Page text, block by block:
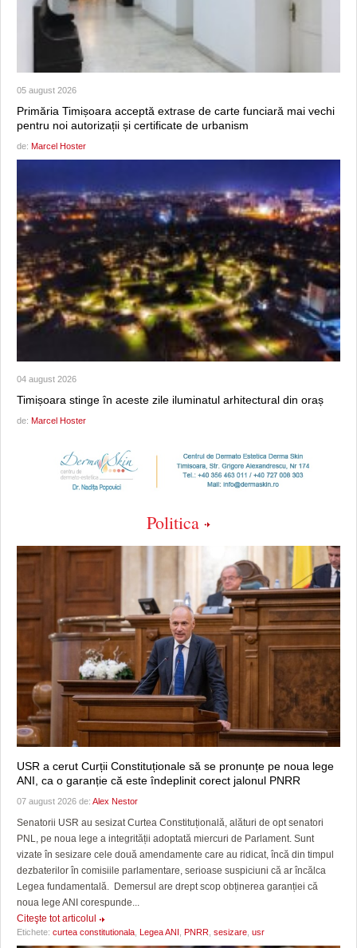
05 august 2026
Primăria Timișoara acceptă extrase de carte funciară mai vechi
pentru noi autorizații și certificate de urbanism
de: Marcel Hoster
04 august 2026
Timișoara stinge în aceste zile iluminatul arhitectural din oraș
de: Marcel Hoster
Politica
USR a cerut Curții Constituționale să se pronunțe pe noua lege
ANI, ca o garanție că este îndeplinit corect jalonul PNRR
07 august 2026 de: Alex Nestor
Senatorii USR au sesizat Curtea Constituțională, alături de opt senatori
PNL, pe noua lege a integrității adoptată miercuri de Parlament. Sunt
vizate în sesizare cele două amendamente care au ridicat, încă din timpul
dezbaterilor în comisiile parlamentare, serioase suspiciuni că ar încălca
Legea fundamentală. Demersul are drept scop obținerea garanției că
noua lege ANI corespunde...
Citeşte tot articolul
Etichete: curtea constitutionala Legea ANI PNRR sesizare usr